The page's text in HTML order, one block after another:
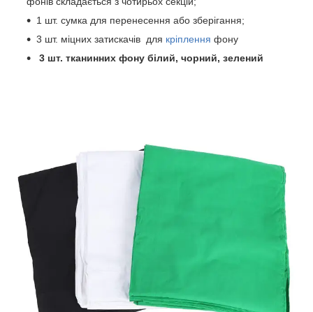
1 шт. сумка для перенесення або зберігання;
3 шт. міцних затискачів для кріплення фону
3 шт. тканинних фону білий, чорний, зелений